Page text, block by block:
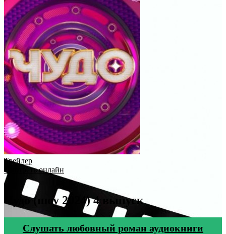
Трейлер
Смотреть онлайн
Чудо (шоу 2024) 4 выпуск
Cлушать любовный роман аудиокниги